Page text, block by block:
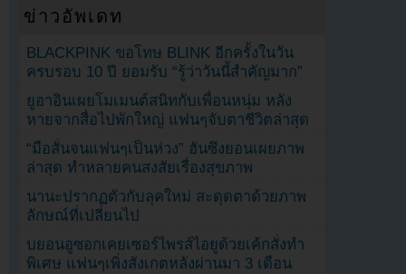
ข่าวอัพเดท
BLACKPINK ขอโทษ BLINK อีกครั้งในวัน
ครบรอบ 10 ปี ยอมรับ “รู้ว่าวันนี้สำคัญมาก”
ยูอาอินเผยโมเมนต์สนิทกับเพื่อนหนุ่ม หลัง
หายจากสื่อไปพักใหญ่ แฟนๆจับตาชีวิตล่าสุด
“มือสั่นจนแฟนๆเป็นห่วง” ฮันซึงยอนเผยภาพ
ล่าสุด ทำหลายคนสงสัยเรื่องสุขภาพ
นานะปรากฏตัวกับลุคใหม่ สะดุดตาด้วยภาพ
ลักษณ์ที่เปลี่ยนไป
บยอนอูซอกเคยเซอร์ไพรส์ไอยูด้วยเค้กสั่งทำ
พิเศษ แฟนๆเพิ่งสังเกตหลังผ่านมา 3 เดือน